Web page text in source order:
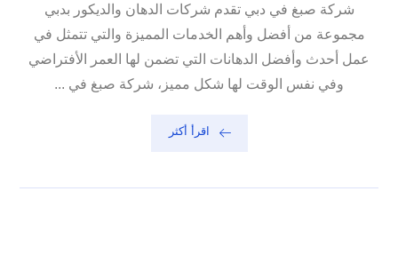
شركة صبغ في دبي تقدم شركات الدهان والديكور بدبي
مجموعة من أفضل وأهم الخدمات المميزة والتي تتمثل في
عمل أحدث وأفضل الدهانات التي تضمن لها العمر الأفتراضي
وفي نفس الوقت لها شكل مميز، شركة صبغ في ...
اقرأ أكثر